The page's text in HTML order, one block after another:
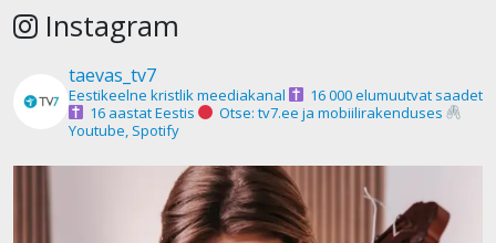
Instagram
taevas_tv7
Eestikeelne kristlik meediakanal
16 000 elumuutvat saadet
16 aastat Eestis
Otse: tv7.ee ja mobiilirakenduses
Youtube, Spotify